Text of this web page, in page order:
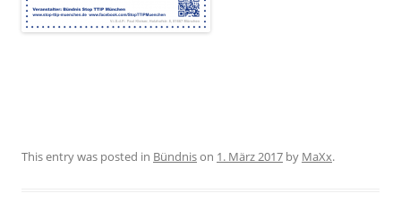
This entry was posted in Bündnison 1. März 2017 by MaXx.